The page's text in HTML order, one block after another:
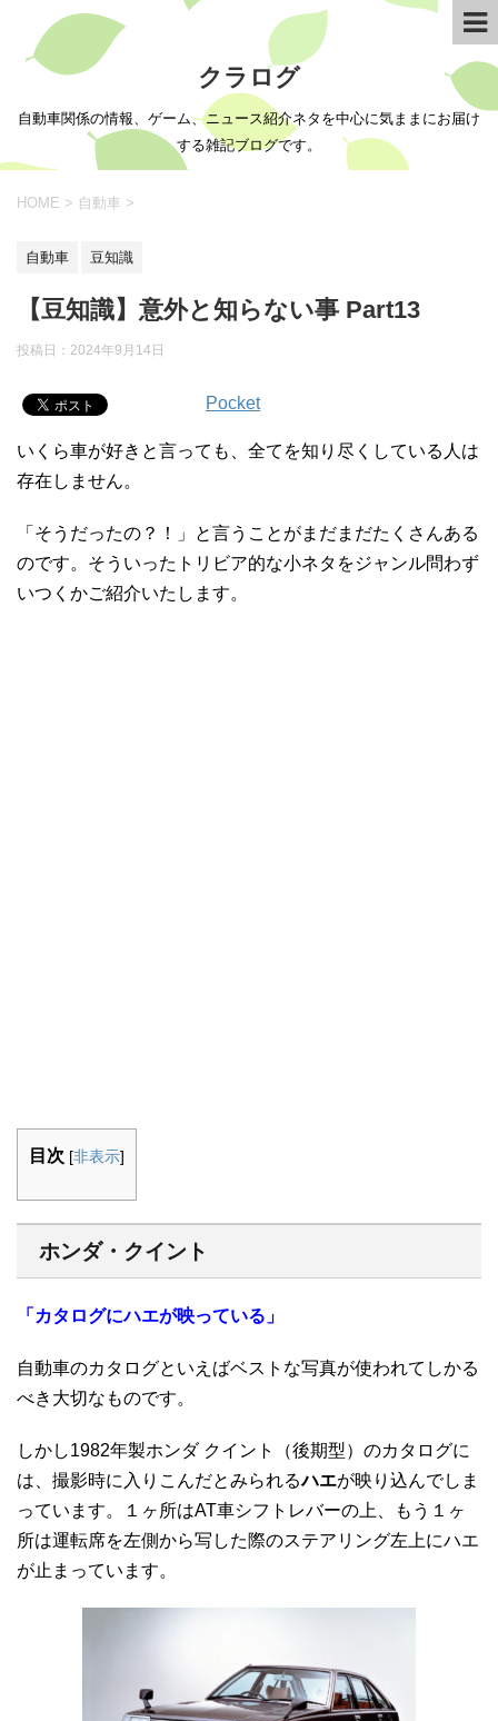
クラログ
自動車関係の情報、ゲーム、ニュース紹介ネタを中心に気ままにお届け
する雑記ブログです。
HOME > 自動車 >
自動車 豆知識
【豆知識】意外と知らない事 Part13
投稿日： 2024年9月14日
Pocket
いくら車が好きと言っても、全てを知り尽くしている人は
存在しません。
「そうだったの？！」と言うことがまだまだたくさんある
のです。そういったトリビア的な小ネタをジャンル問わず
いつくかご紹介いたします。
目次 [非表示]
ホンダ・クイント
「カタログにハエが映っている」
自動車のカタログといえばベストな写真が使われてしかる
べき大切なものです。
しかし1982年製ホンダ クイント（後期型）のカタログに
は、撮影時に入りこんだとみられるハエが映り込んでしま
っています。１ヶ所はAT車シフトレバーの上、もう１ヶ
所は運転席を左側から写した際のステアリング左上にハエ
が止まっています。